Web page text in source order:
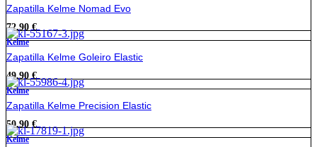
Zapatilla Kelme Nomad Evo
72,90€
Kelme
Zapatilla Kelme Goleiro Elastic
49,90 €
Kelme
Zapatilla Kelme Precision Elastic
50,90 €
Kelme